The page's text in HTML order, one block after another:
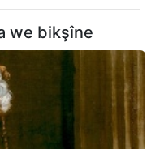
we bikşîne